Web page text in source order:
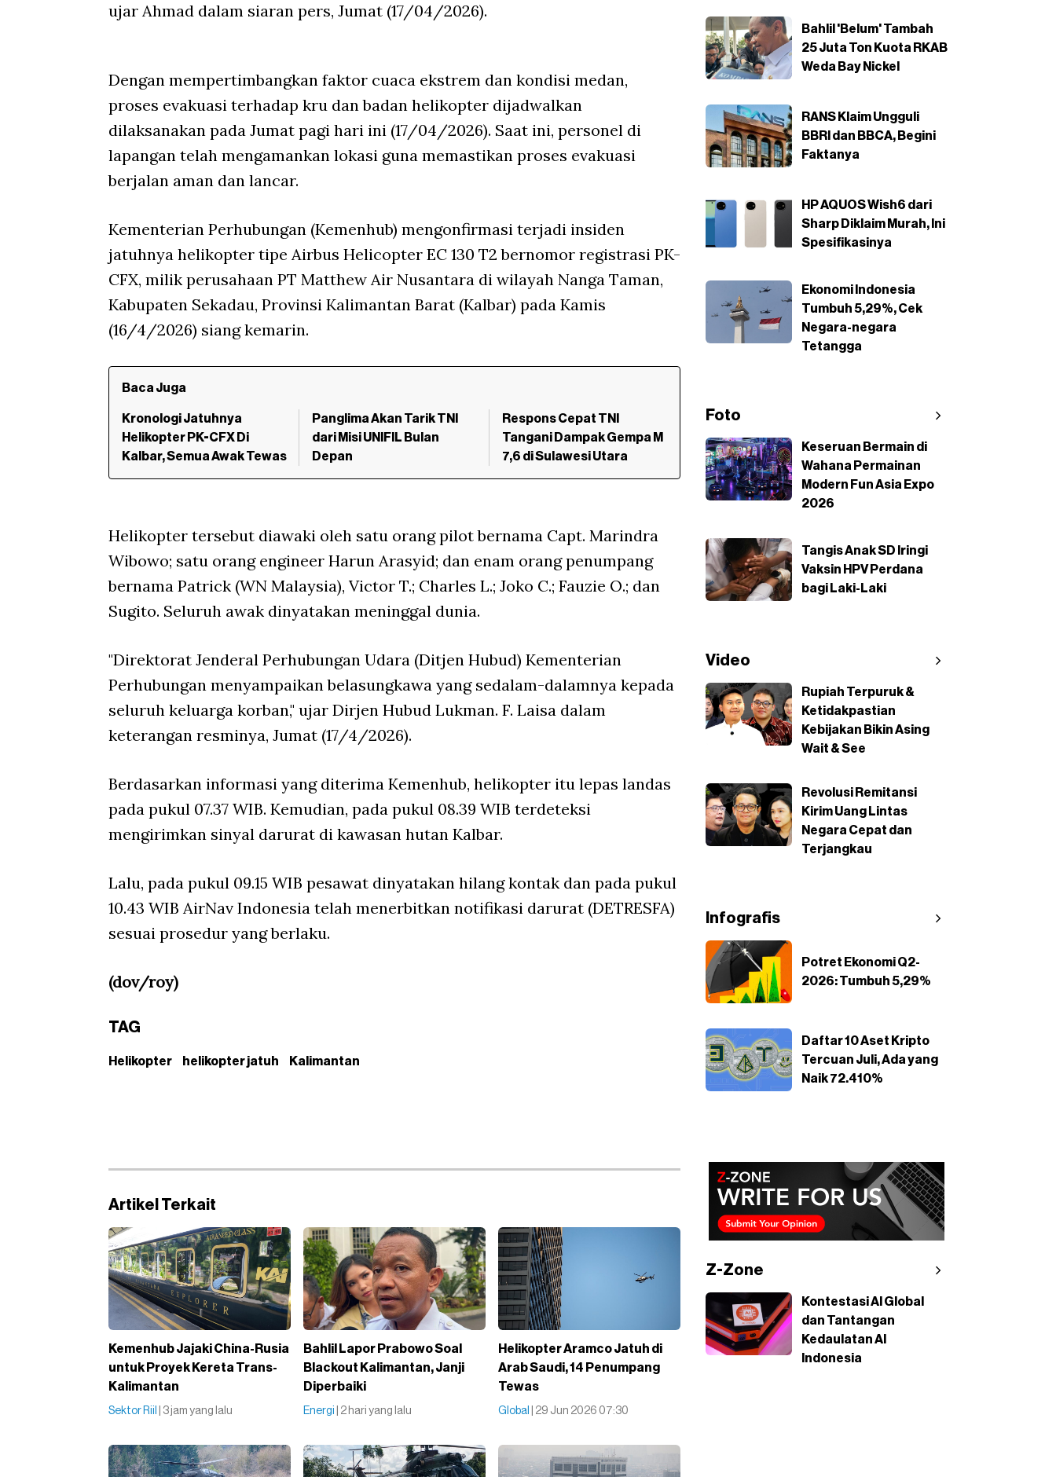
ujar Ahmad dalam siaran pers, Jumat (17/04/2026).
Dengan mempertimbangkan faktor cuaca ekstrem dan kondisi medan,
proses evakuasi terhadap kru dan badan helikopter dijadwalkan
dilaksanakan pada Jumat pagi hari ini (17/04/2026). Saat ini, personel di
lapangan telah mengamankan lokasi guna memastikan proses evakuasi
berjalan aman dan lancar.
Kementerian Perhubungan (Kemenhub) mengonfirmasi terjadi insiden
jatuhnya helikopter tipe Airbus Helicopter EC 130 T2 bernomor registrasi PK-
CFX, milik perusahaan PT Matthew Air Nusantara di wilayah Nanga Taman,
Kabupaten Sekadau, Provinsi Kalimantan Barat (Kalbar) pada Kamis
(16/4/2026) siang kemarin.
Baca Juga
Kronologi Jatuhnya
Helikopter PK-CFX Di
Kalbar, Semua Awak Tewas
Panglima Akan Tarik TNI
dari Misi UNIFIL Bulan
Depan
Respons Cepat TNI
Tangani Dampak Gempa M
7,6 di Sulawesi Utara
Helikopter tersebut diawaki oleh satu orang pilot bernama Capt. Marindra
Wibowo; satu orang engineer Harun Arasyid; dan enam orang penumpang
bernama Patrick (WN Malaysia), Victor T.; Charles L.; Joko C.; Fauzie O.; dan
Sugito. Seluruh awak dinyatakan meninggal dunia.
"Direktorat Jenderal Perhubungan Udara (Ditjen Hubud) Kementerian
Perhubungan menyampaikan belasungkawa yang sedalam-dalamnya kepada
seluruh keluarga korban," ujar Dirjen Hubud Lukman. F. Laisa dalam
keterangan resminya, Jumat (17/4/2026).
Berdasarkan informasi yang diterima Kemenhub, helikopter itu lepas landas
pada pukul 07.37 WIB. Kemudian, pada pukul 08.39 WIB terdeteksi
mengirimkan sinyal darurat di kawasan hutan Kalbar.
Lalu, pada pukul 09.15 WIB pesawat dinyatakan hilang kontak dan pada pukul
10.43 WIB AirNav Indonesia telah menerbitkan notifikasi darurat (DETRESFA)
sesuai prosedur yang berlaku.
(dov/roy)
TAG
Helikopter helikopter jatuh Kalimantan
Artikel Terkait
Kemenhub Jajaki China-Rusia
untuk Proyek Kereta Trans-
Kalimantan
Sektor Riil | 3 jam yang lalu
Bahlil Lapor Prabowo Soal
Blackout Kalimantan, Janji
Diperbaiki
Energi | 2 hari yang lalu
Helikopter Aramco Jatuh di
Arab Saudi, 14 Penumpang
Tewas
Global | 29 Jun 2026 07:30
Bahlil 'Belum' Tambah
25 Juta Ton Kuota RKAB
Weda Bay Nickel
RANS Klaim Ungguli
BBRI dan BBCA, Begini
Faktanya
HP AQUOS Wish6 dari
Sharp Diklaim Murah, Ini
Spesifikasinya
Ekonomi Indonesia
Tumbuh 5,29%, Cek
Negara-negara
Tetangga
Foto
Keseruan Bermain di
Wahana Permainan
Modern Fun Asia Expo
2026
Tangis Anak SD Iringi
Vaksin HPV Perdana
bagi Laki-Laki
Video
Rupiah Terpuruk &
Ketidakpastian
Kebijakan Bikin Asing
Wait & See
Revolusi Remitansi
Kirim Uang Lintas
Negara Cepat dan
Terjangkau
Infografis
Potret Ekonomi Q2-
2026: Tumbuh 5,29%
Daftar 10 Aset Kripto
Tercuan Juli, Ada yang
Naik 72.410%
Z-Zone
Kontestasi AI Global
dan Tantangan
Kedaulatan AI
Indonesia